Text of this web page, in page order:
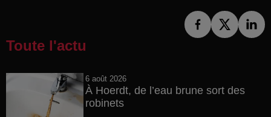
Toute l'actu
6 août 2026
À Hoerdt, de l’eau brune sort des
robinets